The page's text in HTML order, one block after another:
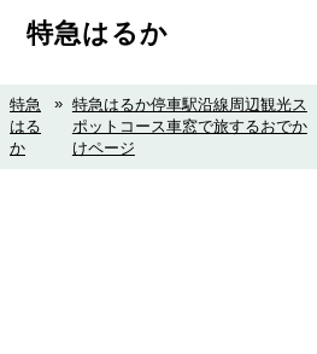
特急はるか
特急
はる
か
» 特急はるか停車駅沿線周辺観光ス
ポットコース車窓で旅するおでか
けページ